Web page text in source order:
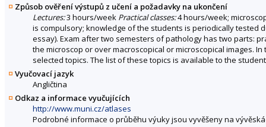
Způsob ověření výstupů z učení a požadavky na ukončení
Lectures:3 hours/week Practical classes:4 hours/week;
is compulsory; knowledge of the students is periodically tested
essay). Exam after two semesters of pathology has two parts:
the microscop or over macroscopical or microscopical images.
selected topics. The list of these topics is available to the
Vyučovací jazyk
Angličtina
Odkaz a informace vyučujících
http://www.muni.cz/atlases
Podrobné informace o průběhu výuky jsou vyvěšeny na